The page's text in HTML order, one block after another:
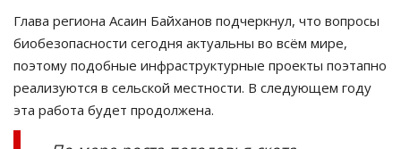
Глава региона Асаин Байханов подчеркнул, что вопросы
биобезопасности сегодня актуальны во всём мире,
поэтому подобные инфраструктурные проекты поэтапно
реализуются в сельской местности. В следующем году
эта работа будет продолжена.